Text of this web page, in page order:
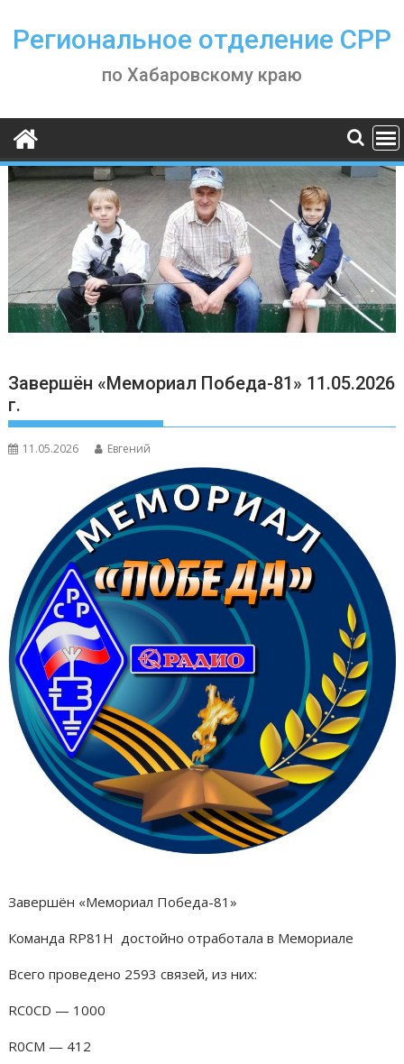
content
Региональное отделение СРР
по Хабаровскому краю
Завершён «Мемориал Победа-81» 11.05.2026
г.
11.05.2026 Евгений
Завершён «Мемориал Победа-81»
Команда RP81H достойно отработала в Мемориале
Всего проведено 2593 связей, из них:
RC0CD — 1000
R0CM — 412